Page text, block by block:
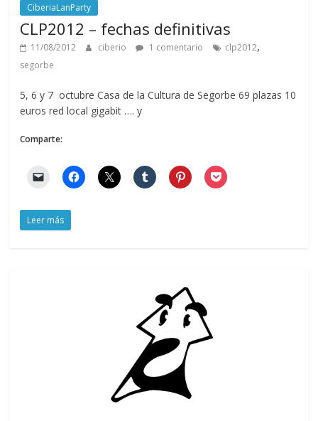
CiberiaLanParty
CLP2012 – fechas definitivas
11/08/2012 ciberio 1 comentario clp2012,
segorbe
5, 6 y 7 octubre Casa de la Cultura de Segorbe 69 plazas 10
euros red local gigabit …. y
Comparte:
Leer más